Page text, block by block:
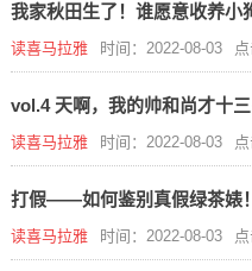
我家秋田生了！谁愿意收养小
读喜马拉雅 时间：2022-08-03
vol.4 天啊，我的帅和尚才十三
读喜马拉雅 时间：2022-08-03
打假——如何鉴别真假绿茶婊！
读喜马拉雅 时间：2022-08-03